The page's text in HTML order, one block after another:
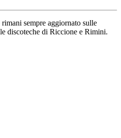
sempre aggiornato sulle
discoteche di Riccione e Rimini.